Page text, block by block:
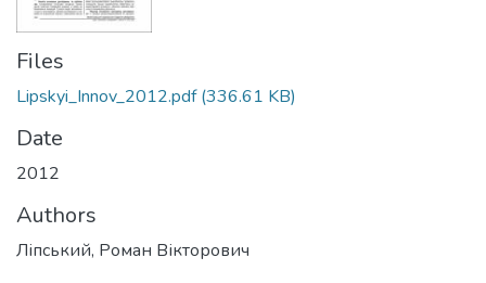
Files
Lipskyi_Innov_2012.pdf(336.61 KB)
Date
2012
Authors
Ліпський, Роман Вікторович